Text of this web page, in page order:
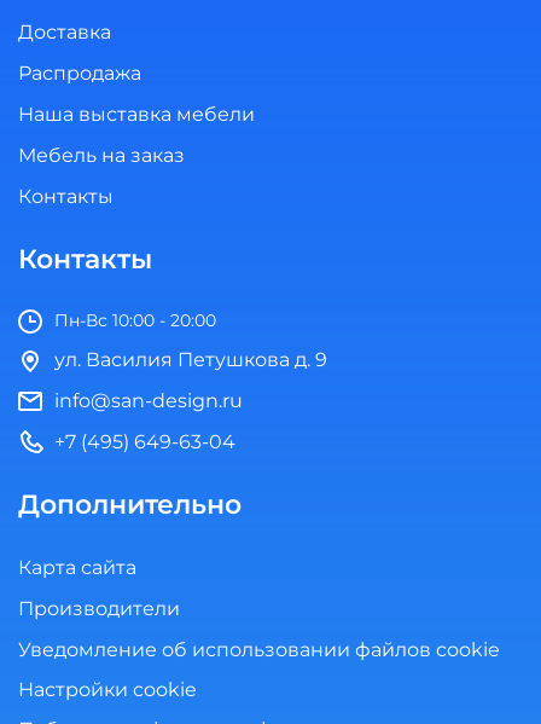
Доставка
Распродажа
Наша выставка мебели
Мебель на заказ
Контакты
Контакты
Пн-Вс 10:00 - 20:00
ул. Василия Петушкова д. 9
info@san-design.ru
+7 (495) 649-63-04
Дополнительно
Карта сайта
Производители
Уведомление об использовании файлов cookie
Настройки cookie